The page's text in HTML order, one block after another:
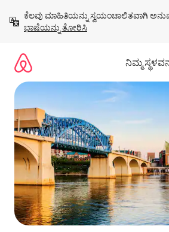
ಹೋಗಿ
ಕೆಲವು ಮಾಹಿತಿಯನ್ನು ಸ್ವಯಂಚಾಲಿತವಾಗಿ
ಭಾಷೆಯನ್ನು ತೋರಿಸಿ
ನಿಮ್ಮ